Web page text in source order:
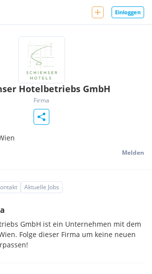
Einloggen
Hotelbetriebs GmbH
Firma
Melden
Aktuelle Jobs
GmbH ist ein Unternehmen mit dem
Folge dieser Firma um keine neuen